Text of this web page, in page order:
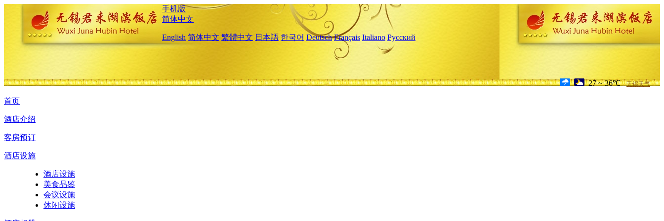
手机版
简体中文
English 简体中文 繁體中文 日本語 한국어 Deutsch Français Italiano Русский
27 ~ 36℃ 无锡天气
首页
酒店介绍
客房预订
酒店设施
酒店设施
美食品鉴
会议设施
休闲设施